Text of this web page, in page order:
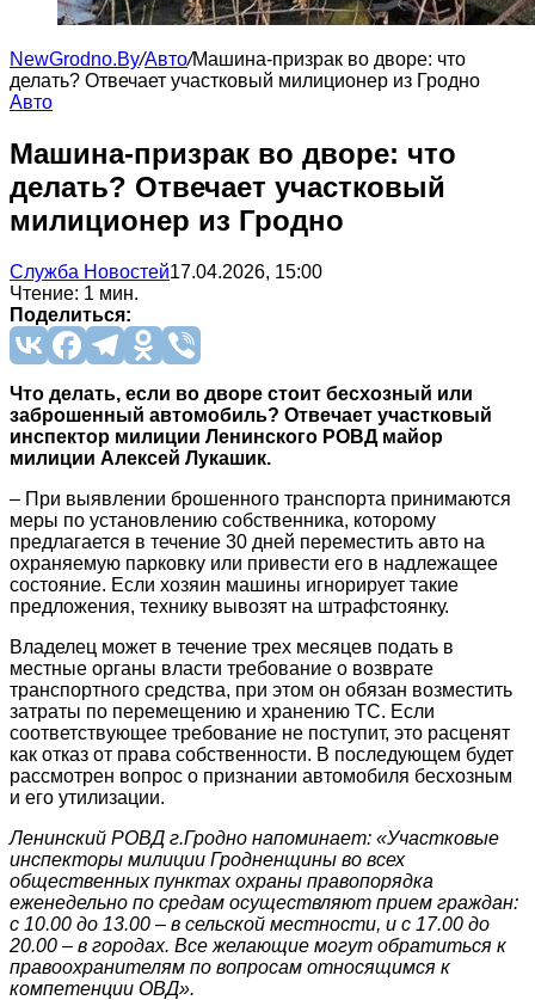
NewGrodno.By/Авто/Машина-призрак во дворе: что
делать? Отвечает участковый милиционер из Гродно
Авто
Машина-призрак во дворе: что
делать? Отвечает участковый
милиционер из Гродно
Служба Новостей17.04.2026, 15:00
Чтение: 1 мин.
Поделиться:
Что делать, если во дворе стоит бесхозный или
заброшенный автомобиль? Отвечает участковый
инспектор милиции Ленинского РОВД майор
милиции Алексей Лукашик.
– При выявлении брошенного транспорта принимаются
меры по установлению собственника, которому
предлагается в течение 30 дней переместить авто на
охраняемую парковку или привести его в надлежащее
состояние. Если хозяин машины игнорирует такие
предложения, технику вывозят на штрафстоянку.
Владелец может в течение трех месяцев подать в
местные органы власти требование о возврате
транспортного средства, при этом он обязан возместить
затраты по перемещению и хранению ТС. Если
соответствующее требование не поступит, это расценят
как отказ от права собственности. В последующем будет
рассмотрен вопрос о признании автомобиля бесхозным
и его утилизации.
Ленинский РОВД г.Гродно напоминает: «Участковые
инспекторы милиции Гродненщины во всех
общественных пунктах охраны правопорядка
еженедельно по средам осуществляют прием граждан:
с 10.00 до 13.00 – в сельской местности, и с 17.00 до
20.00 – в городах. Все желающие могут обратиться к
правоохранителям по вопросам относящимся к
компетенции ОВД».